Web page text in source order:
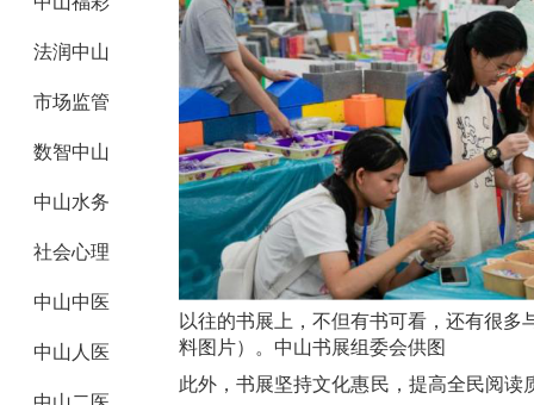
法润中山
市场监管
数智中山
中山水务
社会心理
中山中医
中山人医
以往的书展上，不但有书可看，还有很
料图片）。中山书展组委会供图
此外，书展坚持文化惠民，提高全民阅